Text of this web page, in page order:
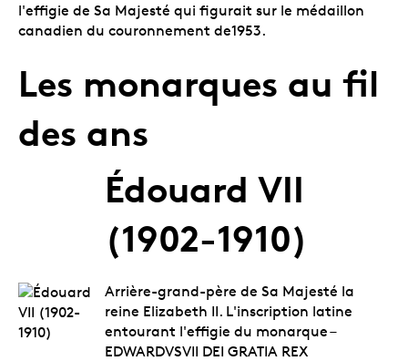
l'effigie de Sa Majesté qui figurait sur le médaillon
canadien du couronnement de1953.
Les monarques au fil
des ans
Édouard VII
(1902-1910)
Arrière-grand-père de Sa Majesté la
reine Elizabeth II. L'inscription latine
entourant l'effigie du monarque –
EDWARDVSVII DEI GRATIA REX